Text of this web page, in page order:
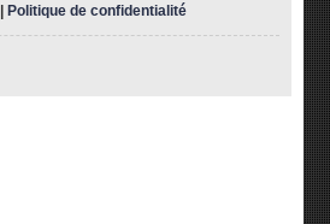
|Politique de confidentialité